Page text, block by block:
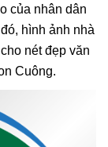
của nhân dân
hình ảnh nhà
nét đẹp văn
Cuông.